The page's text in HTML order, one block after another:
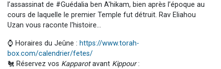
l’assassinat de #Guédalia ben A'hikam, bien après l’époque au
cours de laquelle le premier Temple fut détruit. Rav Eliahou
Uzan vous raconte l'histoire...
⌚ Horaires du Jeûne : https://www.torah-
box.com/calendrier/fetes/
🐔 Réservez vos Kapparotavant Kippour: